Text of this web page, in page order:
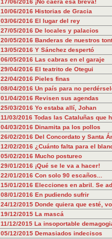
17/06/2016 ¡No caerá esa breva!
10/06/2016 Historias de Gracia
03/06/2016 El lugar del rey
27/05/2016 De locales y palacios
20/05/2016 Banderas de nuestros
13/05/2016 Y Sánchez despertó
06/05/2016 Las cabras en el garaje
29/04/2016 El teatrito de Otegui
22/04/2016 Pieles finas
08/04/2016 Un país para no
01/04/2016 Revisen sus agendas
25/03/2016 Yo estaba allí, Johan
11/03/2016 Todas las Cataluñas que
04/03/2016 Dinamita pa los pollos
26/02/2016 Del Concordato y Santa
12/02/2016 ¿Cuánto falta para el
05/02/2016 Mucho postureo
29/01/2016 ¡Qué se le va a hacer!
22/01/2016 Con solo 90 escaños...
15/01/2016 Elecciones en abril. Se
08/01/2016 En pudiendo sufrir
24/12/2015 Donde quiera que esté,
19/12/2015 La mascá
11/12/2015 La insoportable
05/12/2015 Demasiados indecisos